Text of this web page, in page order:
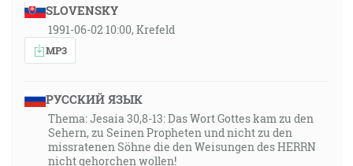
Pavel, sluha Boží, ale apoštol Ježiša Krista podľa viery
vyvolených Božích a podľa známosti pravdy, pravdy
podľa pobožnosti, na nádeji večného života, ktorý
svojich vlastných časoch svoje slovo kázňou, ktorou
som ja poverený podľa nariadenia nášho Spasiteľa
Boha … [Tt 1:1-3]
SLOVENSKY
1991-06-02 10:00, Krefeld
MP3
РУССКИЙ ЯЗЫК
Thema: Jesaia 30,8-13: Das Wort Gottes kam zu den
Sehern, zu Seinen Propheten und nicht zu den
missratenen Söhne die den Weisungen des HERRN
nicht gehorchen wollen!